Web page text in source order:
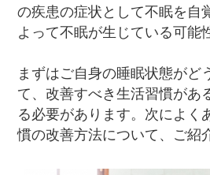
の疾患の症状として不眠を自
よって不眠が生じている可能
まずはご自身の睡眠状態がど
て、改善すべき生活習慣があ
る必要があります。次によく
慣の改善方法について、ご紹